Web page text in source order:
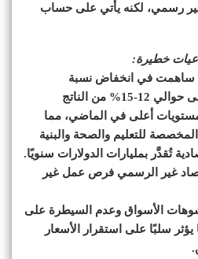
غير رسمي، لكنه يأتي على حساب
خطيرة:
ساهمت في انخفاض نسبة
الإيرادات الضريبية تاريخيًا إلى حوالي 12-15% من الناتج
أعلى في الماضي، مما
للتعليم والصحة والبنية
تُقدَّر بمليارات الدولارات سنويًا.
غير الرسمي فرص عمل غير
الأسواق وعدم السيطرة على
سلبًا على استقرار الأسعار